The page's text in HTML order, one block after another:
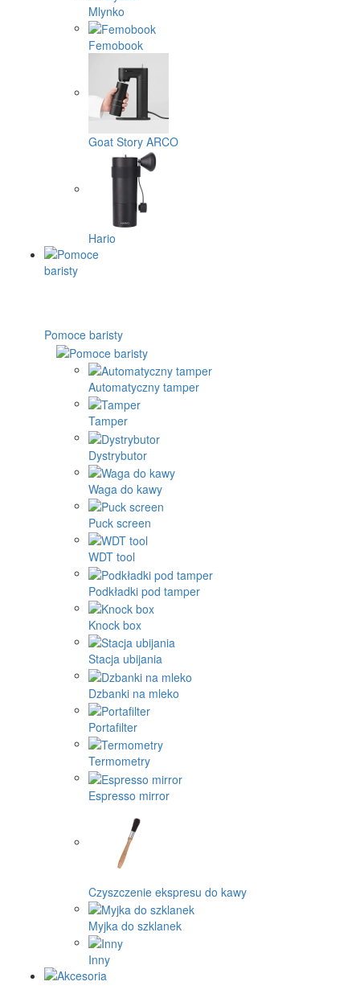
Mlynko
Femobook
Goat Story ARCO
Hario
Pomoce baristy
Automatyczny tamper
Tamper
Dystrybutor
Waga do kawy
Puck screen
WDT tool
Podkładki pod tamper
Knock box
Stacja ubijania
Dzbanki na mleko
Portafilter
Termometry
Espresso mirror
Czyszczenie ekspresu do kawy
Myjka do szklanek
Inny